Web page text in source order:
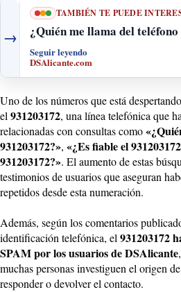
→
TAMBIÉN TE PUEDE
¿Quién me llama del
Seguir leyendo
DSAlicante.com
Uno de los números que está
el931203172, una línea telefónica que
relacionadas con consultas como
931203172?», «¿Es fiable el
931203172?». El aumento de estas
testimonios de usuarios que aseguran
repetidos desde esta numeración.
Además, según los comentarios
identificación telefónica, el 931203172
SPAM por los usuarios de DSAlicante
muchas personas investiguen el origen
responder o devolver el contacto.